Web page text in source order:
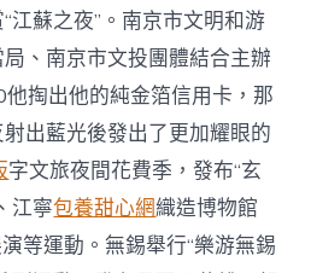
江蘇之夜”。南京市文明和游
、南京市文投團體結合主辦
他掏出他的純金箔信用卡，那
出藍光後發出了更加耀眼的
字文旅夜間花費季，發布“玄
江寧包養甜心網織造博物館
等運動。無錫舉行“樂游無錫